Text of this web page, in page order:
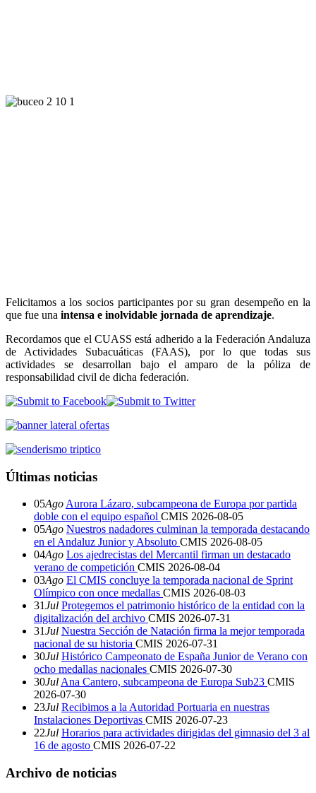
Felicitamos a los socios participantes por su gran desempeño en la
que fue una intensa e inolvidable jornada de aprendizaje.
Recordamos que el CUASS está adherido a la Federación Andaluza
de Actividades Subacuáticas (FAAS), por lo que todas sus
actividades se desarrollan bajo el amparo de la póliza de
responsabilidad civil de dicha federación.
Últimas noticias
05Ago Aurora Lázaro, subcampeona de Europa por partida
doble con el equipo español CMIS 2026-08-05
05Ago Nuestros nadadores culminan la temporada destacando
en el Andaluz Junior y Absoluto CMIS 2026-08-05
04Ago Los ajedrecistas del Mercantil firman un destacado
verano de competición CMIS 2026-08-04
03Ago El CMIS concluye la temporada nacional de Sprint
Olímpico con once medallas CMIS 2026-08-03
31Jul Protegemos el patrimonio histórico de la entidad con la
digitalización del archivo CMIS 2026-07-31
31Jul Nuestra Sección de Natación firma la mejor temporada
nacional de su historia CMIS 2026-07-31
30Jul Histórico Campeonato de España Junior de Verano con
ocho medallas nacionales CMIS 2026-07-30
30Jul Ana Cantero, subcampeona de Europa Sub23 CMIS
2026-07-30
23Jul Recibimos a la Autoridad Portuaria en nuestras
Instalaciones Deportivas CMIS 2026-07-23
22Jul Horarios para actividades dirigidas del gimnasio del 3 al
16 de agosto CMIS 2026-07-22
Archivo de noticias